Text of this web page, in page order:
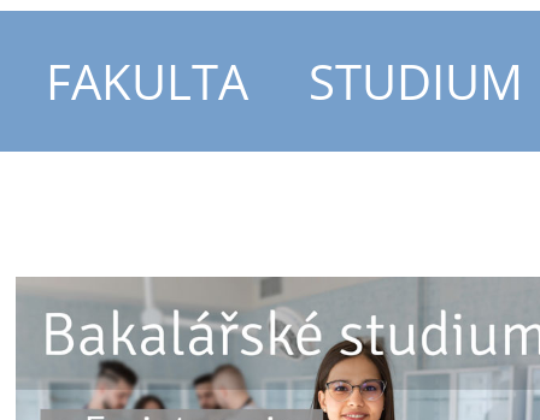
FAKULTA STUDIUM